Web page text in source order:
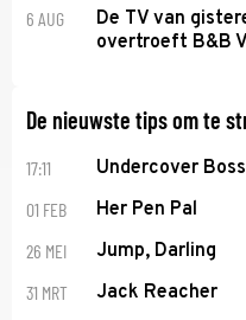
6 AUG
De TV van
overtroeft B&B
De nieuwste tips om te
17:11 Undercover
01 FEB Her Pen Pal
26 MEI Jump, Darling
31 MRT Jack Reacher